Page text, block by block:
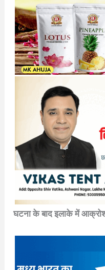
घटना के बाद इलाके में